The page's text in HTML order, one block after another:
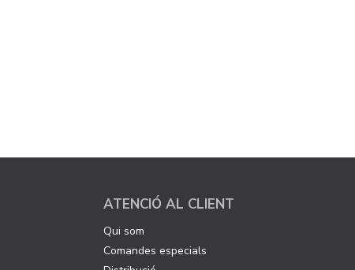
ATENCIÓ AL CLIENT
Qui som
Comandes especials